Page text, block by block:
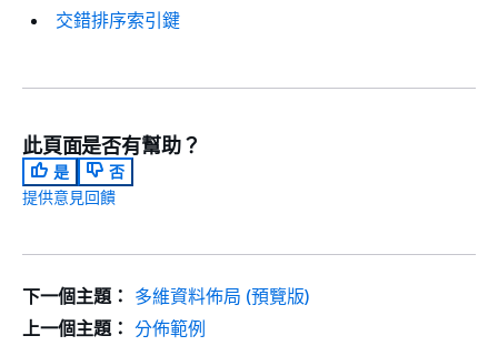
交錯排序索引鍵
此頁面是否有幫助？
是
否
提供意見回饋
下一個主題： 多維資料佈局 (預覽版)
上一個主題： 分佈範例